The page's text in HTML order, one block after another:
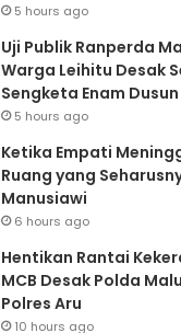
5 hours ago
Uji Publik Ranperda
Warga Leihitu Desak
Sengketa Enam
5 hours ago
Ketika Empati
Ruang yang
Manusiawi
6 hours ago
Hentikan Rantai
MCB Desak Polda
Polres Aru
10 hours ago